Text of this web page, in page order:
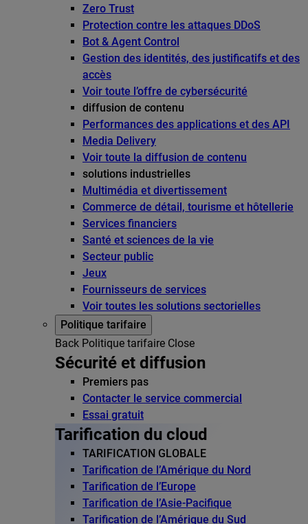
Zero Trust
Protection contre les attaques DDoS
Bot & Agent Control
Gestion des identités, des justificatifs et des
accès
Voir toute l’offre de cybersécurité
diffusion de contenu
Performances des applications et des API
Media Delivery
Voir toute la diffusion de contenu
solutions industrielles
Multimédia et divertissement
Commerce de détail, tourisme et hôtellerie
Services financiers
Santé et sciences de la vie
Secteur public
Jeux
Fournisseurs de services
Voir toutes les solutions sectorielles
Politique tarifaire
Back Politique tarifaire Close
Sécurité et diffusion
Premiers pas
Contacter le service commercial
Essai gratuit
Tarification du cloud
TARIFICATION GLOBALE
Tarification de l’Amérique du Nord
Tarification de l’Europe
Tarification de l’Asie-Pacifique
Tarification de l’Amérique du Sud